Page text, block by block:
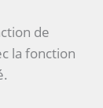
de
la fonction